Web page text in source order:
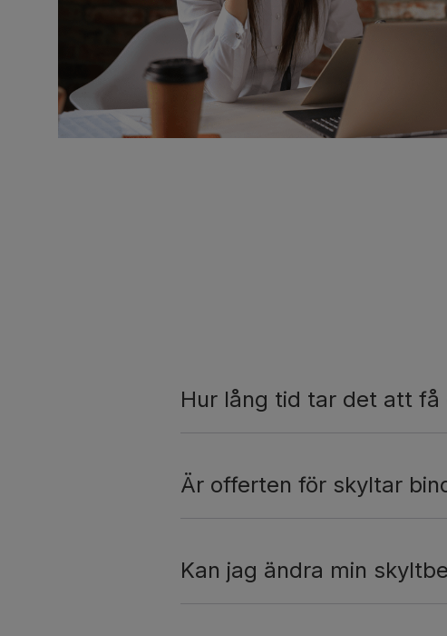
Hur lång tid tar det att
Är offerten för skyltar
Kan jag ändra min